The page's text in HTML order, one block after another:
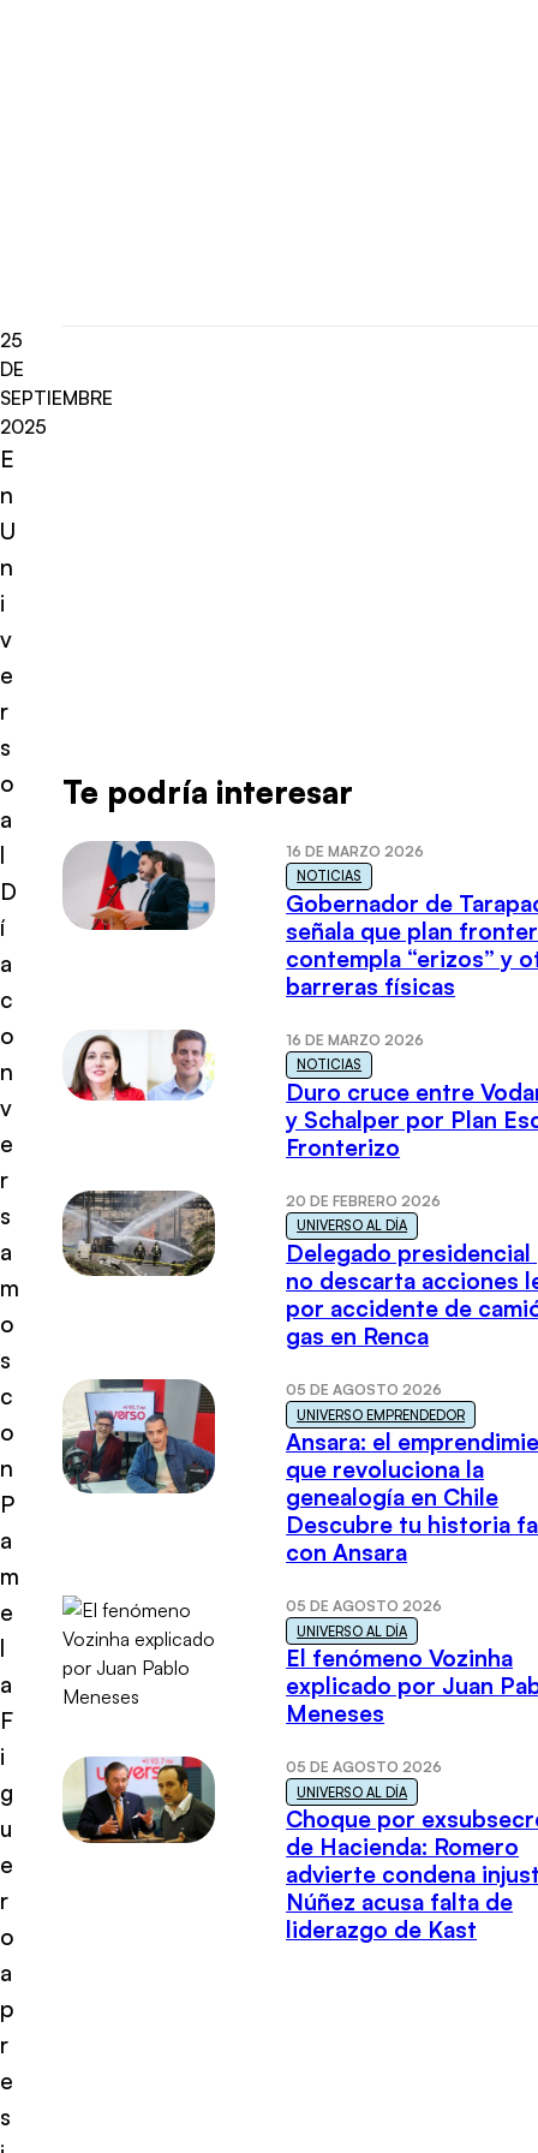
25
DE
SEPTIEMBRE
2025
E
n
U
n
i
v
e
r
s
o
a
l
D
í
a
c
o
n
v
e
r
s
a
m
o
s
c
o
n
P
a
m
e
l
a
F
i
g
u
e
r
o
a
p
r
e
s
Te podría interesar
16 DE MARZO 2026
NOTICIAS
Gobernador de
señala que plan
contempla “erizos” y
barreras físicas
16 DE MARZO 2026
NOTICIAS
Duro cruce entre
y Schalper por Plan
Fronterizo
20 DE FEBRERO 2026
UNIVERSO AL DÍA
Delegado presidencial
no descarta acciones
por accidente de
gas en Renca
05 DE AGOSTO 2026
UNIVERSO EMPRENDEDOR
Ansara: el
que revoluciona la
genealogía en Chile
Descubre tu historia
con Ansara
05 DE AGOSTO 2026
UNIVERSO AL DÍA
El fenómeno Vozinha
explicado por Juan
Meneses
05 DE AGOSTO 2026
UNIVERSO AL DÍA
Choque por
de Hacienda: Romero
advierte condena
Núñez acusa falta de
liderazgo de Kast